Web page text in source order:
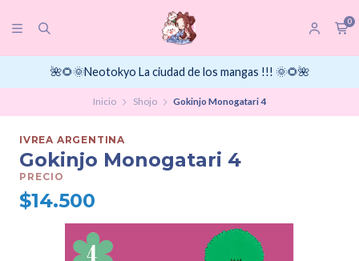
0
🌺🌻🌞Neotokyo La ciudad de los mangas !!! 🌞🌻🌺
Inicio Shojo Gokinjo Monogatari 4
IVREA ARGENTINA
Gokinjo Monogatari 4
PRECIO
$14.500